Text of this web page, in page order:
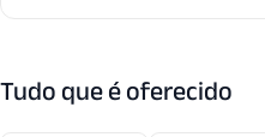
Tudo que é oferecido